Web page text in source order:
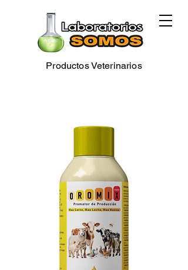
Productos Veterinarios